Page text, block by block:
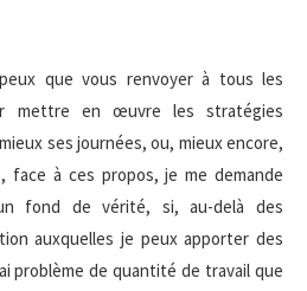
que vous renvoyer à tous les
mettre en œuvre les stratégies
ses journées, ou, mieux encore,
face à ces propos, je me demande
fond de vérité, si, au-delà des
auxquelles je peux apporter des
problème de quantité de travail que